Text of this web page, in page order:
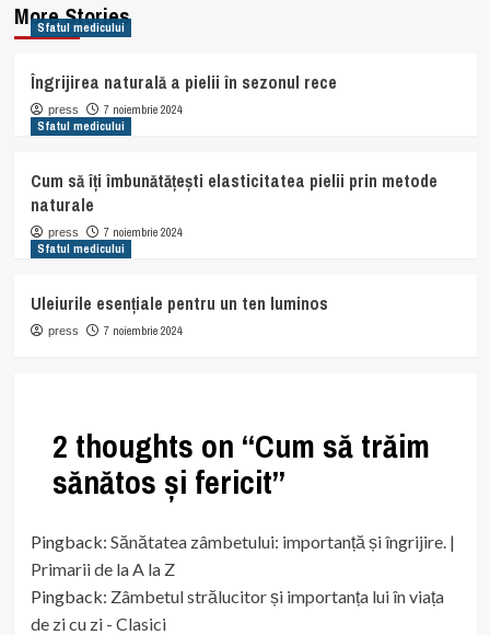
More Stories
Sfatul medicului
Îngrijirea naturală a pielii în sezonul rece
press
7 noiembrie 2024
Sfatul medicului
Cum să îți îmbunătățești elasticitatea pielii prin metode
naturale
press
7 noiembrie 2024
Sfatul medicului
Uleiurile esențiale pentru un ten luminos
press 7 noiembrie 2024
2 thoughts on “Cum să trăim
sănătos și fericit”
Pingback: Sănătatea zâmbetului: importanță și îngrijire. |
Primarii de la A la Z
Pingback: Zâmbetul strălucitor și importanța lui în viața
de zi cu zi - Clasici